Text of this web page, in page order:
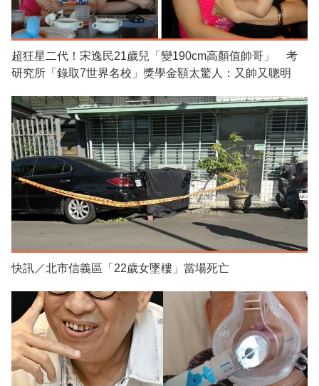
超狂星二代！宋逸民21歲兒「變190cm高顏值帥哥」 考
研究所「錄取7世界名校」獎學金額太驚人：又帥又聰明
快訊／北市信義區「22歲女墜樓」當場死亡